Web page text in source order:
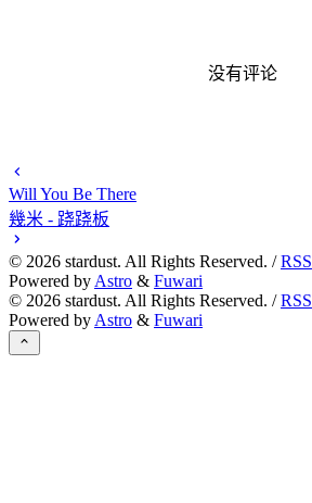
没有评论
Will You Be There
幾米 - 跷跷板
© 2026 stardust. All Rights Reserved. /RSS
Powered by Astro & Fuwari
© 2026 stardust. All Rights Reserved. /RSS
Powered by Astro & Fuwari